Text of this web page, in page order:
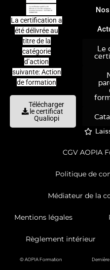
La certification a
été délivrée au
titre de la
catégorie
d’action
suivante: Action
de formation
Télécharger
le certificat
Qualiopi
Le
CGV AOPIA
Politique de
Médiateur de la
Mentions légales
Règlement intérieur
© AOPIA Formation